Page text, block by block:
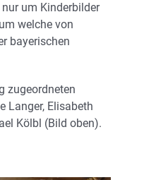
um Kinderbilder
welche von
bayerischen
zugeordneten
Langer, Elisabeth
Kölbl (Bild oben).